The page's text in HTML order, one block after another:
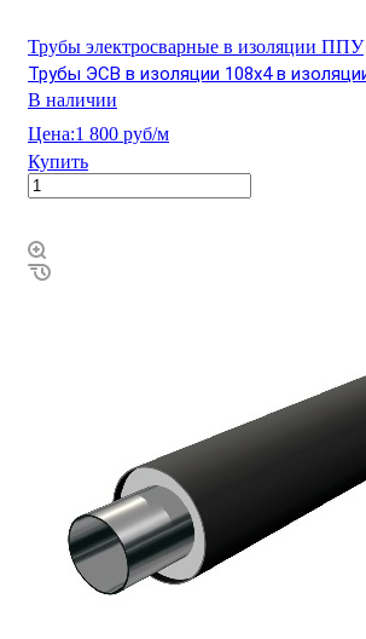
Трубы электросварные в изоляции ППУ
Трубы ЭСВ в изоляции 108х4 в
В наличии
Цена:1 800 руб/м
Купить